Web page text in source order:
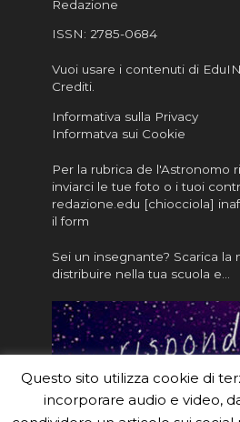
Redazione
ISSN: 2785-0684
Vuoi usare i contenuti di
Crediti.
Informativa sulla Privacy
Informatva sui Cookie
Per la rubrica de l'Astronomo
inviarci le tue foto o i tuoi
redazione.edu [chiocciola]
il form
Sei un insegnante? Scarica la
distribuire nella tua scuola e…
Questo sito utilizza cookie di
incorporare audio e video,